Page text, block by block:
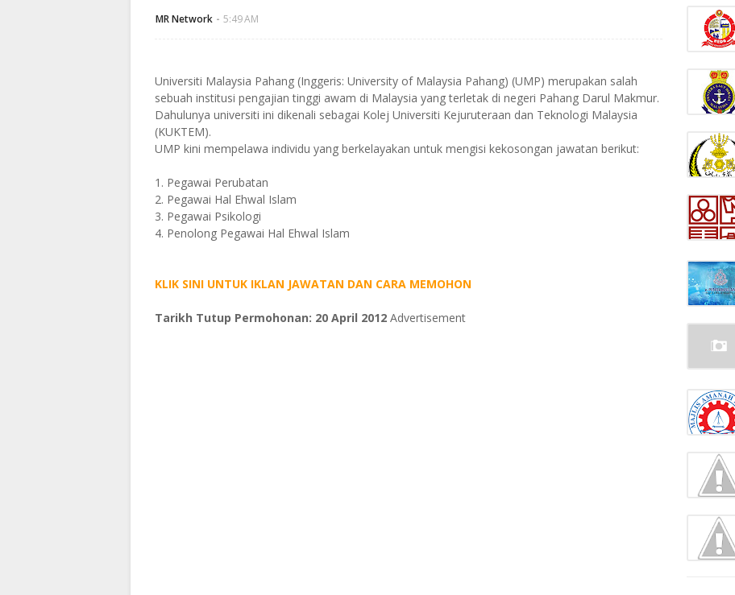
MR Network 5:49 AM
Universiti Malaysia Pahang (Inggeris: University of Malaysia Pahang) (UMP) merupakan salah
sebuah institusi pengajian tinggi awam di Malaysia yang terletak di negeri Pahang Darul Makmur.
Dahulunya universiti ini dikenali sebagai Kolej Universiti Kejuruteraan dan Teknologi Malaysia
(KUKTEM).
UMP kini mempelawa individu yang berkelayakan untuk mengisi kekosongan jawatan berikut:
1. Pegawai Perubatan
2. Pegawai Hal Ehwal Islam
3. Pegawai Psikologi
4. Penolong Pegawai Hal Ehwal Islam
KLIK SINI UNTUK IKLAN JAWATAN DAN CARA MEMOHON
Tarikh Tutup Permohonan: 20 April 2012 Advertisement